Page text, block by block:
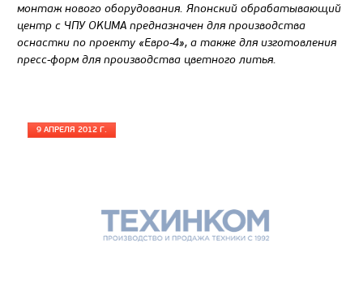
монтаж нового оборудования. Японский обрабатывающий
центр с ЧПУ OKUMA предназначен для производства
оснастки по проекту «Евро-4», а также для изготовления
пресс-форм для производства цветного литья.
9 АПРЕЛЯ 2012 Г.